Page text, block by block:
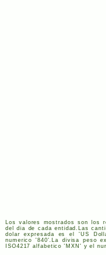
Los valores mostrados son los
del dia de cada entidad.Las
dolar expresada es el 'US
numerico '840'.La divisa peso
ISO4217 alfabetico ' MXN ' y el